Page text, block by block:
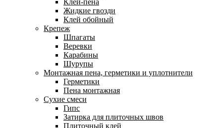
Жидкие гвозди
Клей обойный
Крепеж
Шпагаты
Веревки
Карабины
Шурупы
Монтажная пена, герметики и уплотнители
Герметики
Пена монтажная
Сухие смеси
Гипс
Затирка для плиточных швов
Плиточный клей